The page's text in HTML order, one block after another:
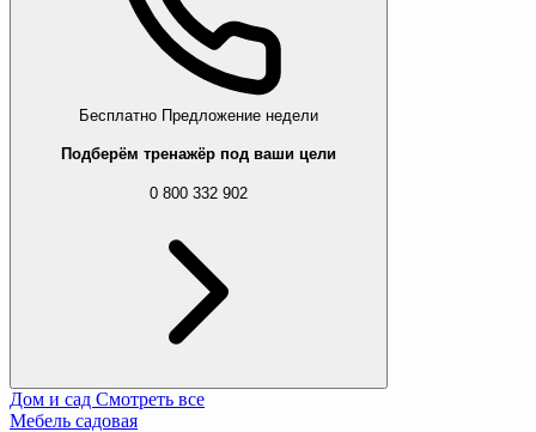
Бесплатно Предложение недели
Подберём тренажёр под ваши цели
0 800 332 902
Дом и сад Смотреть все
Мебель садовая